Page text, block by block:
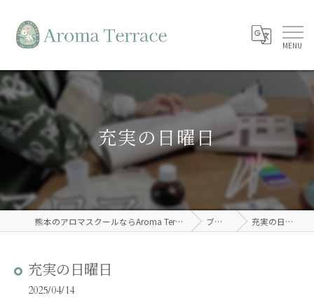
充実の日曜日
熊本のアロマスクールならAroma Terrace ブログ 充実の日曜日
充実の日曜日
2025/04/14